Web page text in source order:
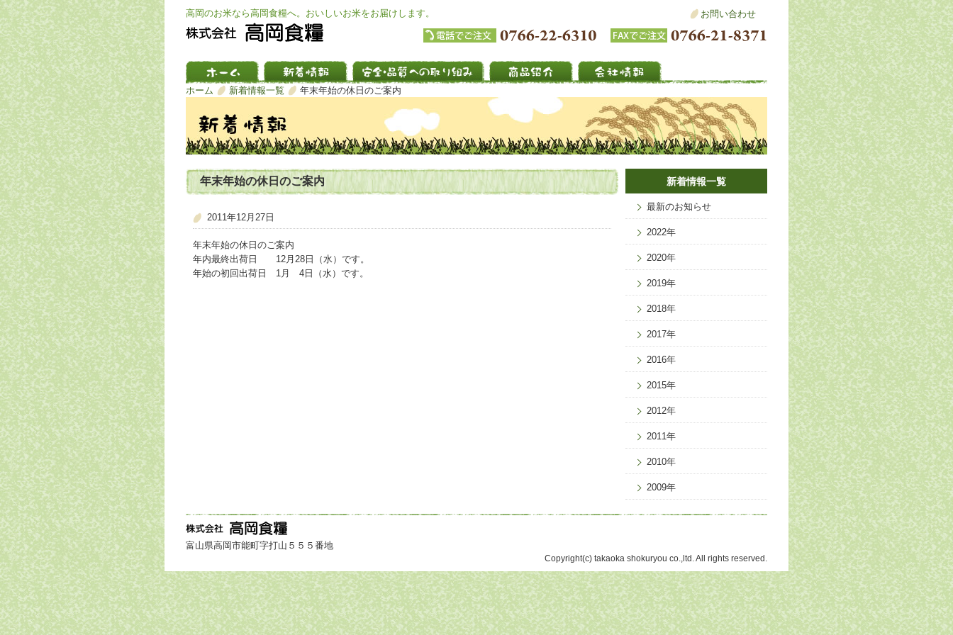
高岡のお米なら高岡食糧へ。おいしいお米をお届けします。 お問い合わせ
ホーム 新着情報一覧 年末年始の休日のご案内
年末年始の休日のご案内
2011年12月27日
年末年始の休日のご案内
年内最終出荷日 12月28日（水）です。
年始の初回出荷日 1月 4日（水）です。
新着情報一覧
最新のお知らせ
2022年
2020年
2019年
2018年
2017年
2016年
2015年
2012年
2011年
2010年
2009年
富山県高岡市能町字打山５５５番地
Copyright(c) takaoka shokuryou co.,ltd. All rights reserved.